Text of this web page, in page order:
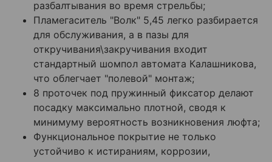
разбалтывания во время стрельбы;
Пламегаситель "Волк" 5,45 легко разбирается
для обслуживания, а в пазы для
откручивания\закручивания входит
стандартный шомпол автомата Калашникова,
что облегчает "полевой" монтаж;
8 проточек под пружинный фиксатор делают
посадку максимально плотной, сводя к
минимуму вероятность возникновения люфта;
Функциональное покрытие не только
устойчиво к истираниям, коррозии,